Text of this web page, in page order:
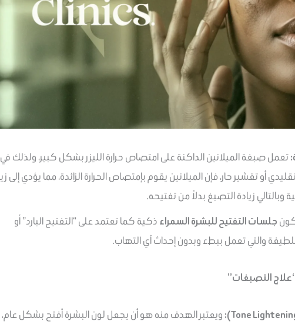
تعمل صبغة الميلانين الداكنة على امتصاص حرارة الليزر بشكل كبير، ولذلك
أو تقشير حار، فإن الميلانين يقوم بإمتصاص الحرارة الزائدة، مما يؤدي إلى
وبالتالي زيادة التصبغ بدلاً من تفتيحه.
جلسات التفتيح للبشرة السمراء ذكية كما تعتمد على “التفتيح البارد” أو
والتي تعمل ببطء وبدون إحداث آي التهاب.
التصبغات”
ويعتبر الهدف منه هو أن يجعل لون البشرة أفتح بشكل